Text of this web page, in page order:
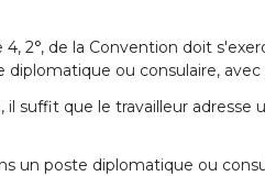
2°, de la Convention doit
diplomatique ou consulaire,
il suffit que le travailleur
un poste diplomatique ou